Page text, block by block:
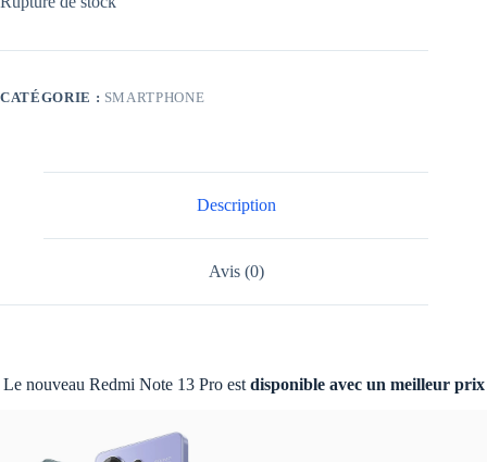
CATÉGORIE : SMARTPHONE
Description
Avis (0)
Le nouveau Redmi Note 13 Pro estdisponible avec un meilleur prix